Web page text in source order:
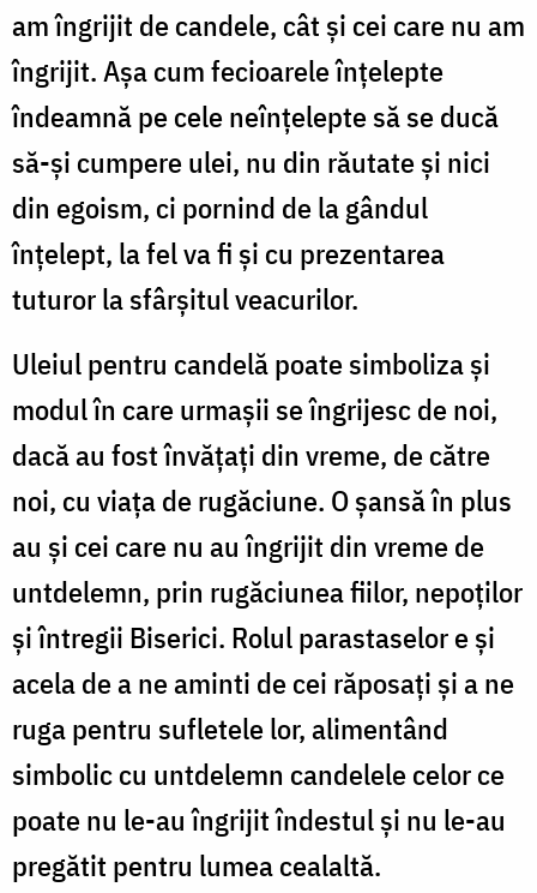
am îngrijit de candele, cât și cei care nu am
îngrijit. Așa cum fecioarele înțelepte
îndeamnă pe cele neînțelepte să se ducă
să-și cumpere ulei, nu din răutate și nici
din egoism, ci pornind de la gândul
înțelept, la fel va fi și cu prezentarea
tuturor la sfârșitul veacurilor.
Uleiul pentru candelă poate simboliza și
modul în care urmașii se îngrijesc de noi,
dacă au fost învățați din vreme, de către
noi, cu viața de rugăciune. O șansă în plus
au și cei care nu au îngrijit din vreme de
untdelemn, prin rugăciunea fiilor, nepoților
și întregii Biserici. Rolul parastaselor e și
acela de a ne aminti de cei răposați și a ne
ruga pentru sufletele lor, alimentând
simbolic cu untdelemn candelele celor ce
poate nu le-au îngrijit îndestul și nu le-au
pregătit pentru lumea cealaltă.